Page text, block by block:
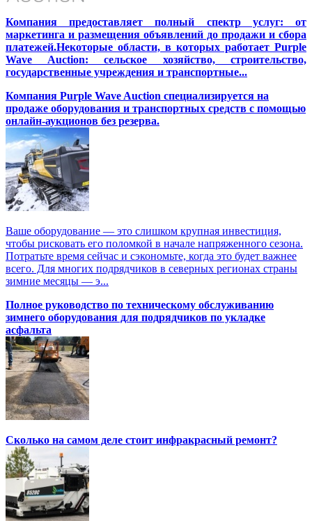
Компания предоставляет полный спектр услуг: от
маркетинга и размещения объявлений до продажи и сбора
платежей.Некоторые области, в которых работает Purple
Wave Auction: сельское хозяйство, строительство,
государственные учреждения и транспортные...
Компания Purple Wave Auction специализируется на
продаже оборудования и транспортных средств с помощью
онлайн-аукционов без резерва.
Ваше оборудование — это слишком крупная инвестиция,
чтобы рисковать его поломкой в начале напряженного сезона.
Потратьте время сейчас и сэкономьте, когда это будет важнее
всего. Для многих подрядчиков в северных регионах страны
зимние месяцы — э...
Полное руководство по техническому обслуживанию
зимнего оборудования для подрядчиков по укладке
асфальта
Сколько на самом деле стоит инфракрасный ремонт?